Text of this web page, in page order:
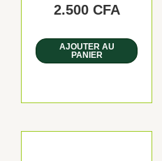
2.500 CFA
AJOUTER AU
PANIER